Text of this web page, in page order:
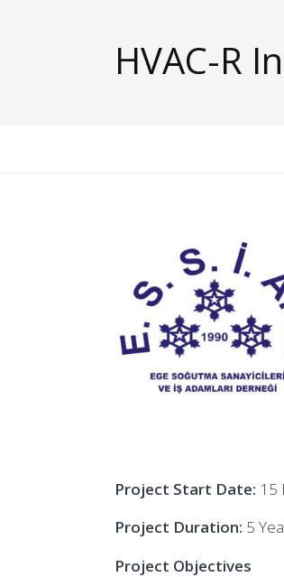
HVAC-R
Project Start Date: 15
Project Duration: 5
Project Objectives